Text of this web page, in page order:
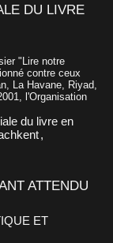
DU LIVRE
"Lire notre
contre ceux
La Havane, Riyad,
l'Organisation
du livre en
,
ATTENDU
ET